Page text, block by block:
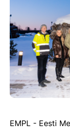
EMPL - Eesti